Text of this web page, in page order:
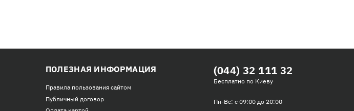
ПОЛЕЗНАЯ ИНФОРМАЦИЯ
Правила пользования сайтом
Публичный договор
(044) 32 111 32
Бесплатно по Киеву
Пн-Вс: с 09:00 до 20:00